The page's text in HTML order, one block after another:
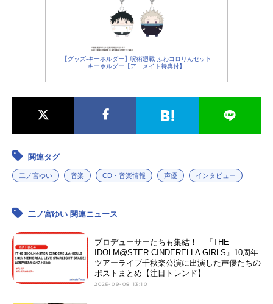
【グッズ-キーホルダー】呪術廻戦 ふわコロりんセット
キーホルダー【アニメイト特典付】
関連タグ
二ノ宮ゆい 音楽 CD・音楽情報 声優 インタビュー
二ノ宮ゆい 関連ニュース
プロデューサーたちも集結！ 『THE
IDOLM@STER CINDERELLA GIRLS』10周年
ツアーライブ千秋楽公演に出演した声優たちの
ポストまとめ【注目トレンド】
2025-09-08 13:10